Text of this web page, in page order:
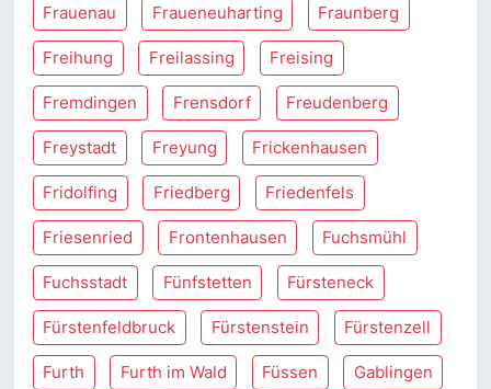
Frauenau Fraueneuharting Fraunberg
Freihung Freilassing Freising
Fremdingen Frensdorf Freudenberg
Freystadt Freyung Frickenhausen
Fridolfing Friedberg Friedenfels
Friesenried Frontenhausen Fuchsmühl
Fuchsstadt Fünfstetten Fürsteneck
Fürstenfeldbruck Fürstenstein Fürstenzell
Furth Furth im Wald Füssen Gablingen